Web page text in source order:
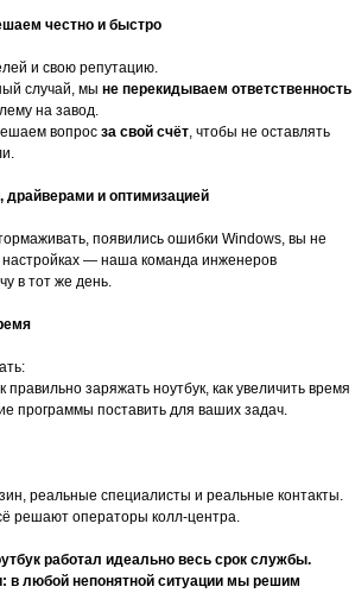
честно и быстро
и свою репутацию.
случай, мы не перекидываем ответственность
на завод.
вопрос за свой счёт, чтобы не оставлять
и оптимизацией
появились ошибки Windows, вы не
настройках — наша команда инженеров
в тот же день.
правильно заряжать ноутбук, как увеличить время
программы поставить для ваших задач.
реальные специалисты и реальные контакты.
решают операторы колл-центра.
работал идеально весь срок службы.
в любой непонятной ситуации мы решим